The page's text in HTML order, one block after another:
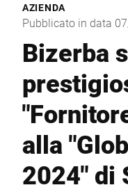
Experience
Servizi e
Azienda
Asia
Australia
Africa
Sito web globale
AZIENDA
Pubblicato in data
Bizerba
alla
2024" di